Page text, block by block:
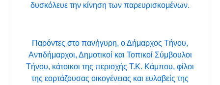
δυσκόλευε την κίνηση των παρευρισκομένων.
Παρόντες στο πανήγυρη, ο Δήμαρχος Τήνου,
Αντιδήμαρχοι, Δημοτικοί και Τοπικοί Σύμβουλοι
Τήνου, κάτοικοι της περιοχής Τ.Κ. Κάμπου, φίλοι
της εορτάζουσας οικογένειας και ευλαβείς της